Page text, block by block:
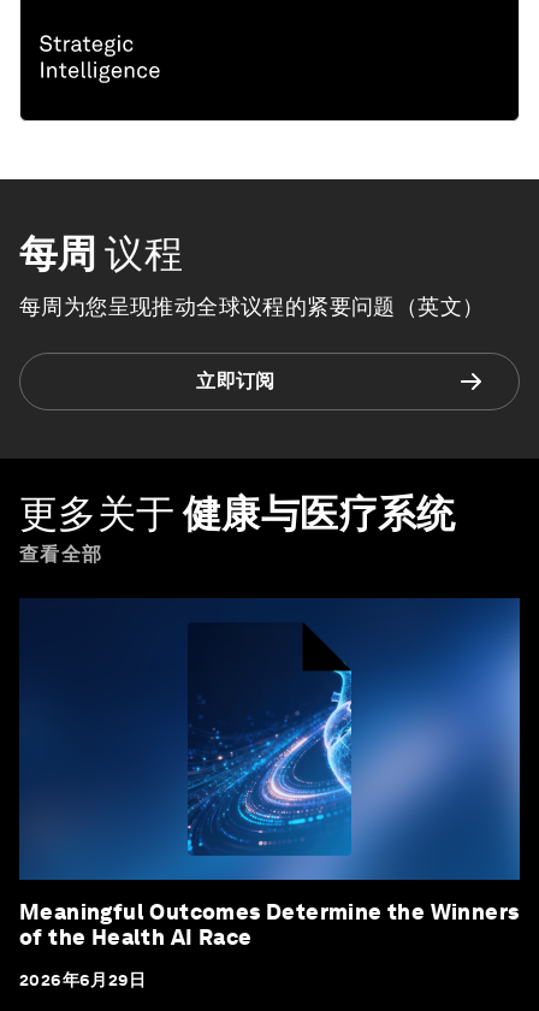
每周 议程
每周为您呈现推动全球议程的紧要问题（英文）
立即订阅
更多关于 健康与医疗系统
查看全部
Meaningful Outcomes Determine the Winners
of the Health AI Race
2026年6月29日